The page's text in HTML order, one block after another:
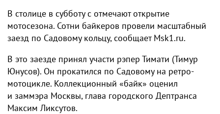
В столице в субботу с отмечают открытие
мотосезона. Сотни байкеров провели масштабный
заезд по Садовому кольцу, сообщает Msk1.ru.
В это заезде принял участи рэпер Тимати (Тимур
Юнусов). Он прокатился по Садовому на ретро-
мотоцикле. Коллекционный «байк» оценил
и заммэра Москвы, глава городского Дептранса
Максим Ликсутов.